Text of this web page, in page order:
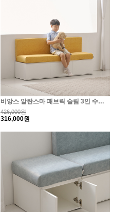
비앙스 알란스마 패브릭 슬림 3인 수납 벤치소파 1500
426,000원
316,000원